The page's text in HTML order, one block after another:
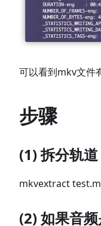
可以看到mkv文件
步骤
(1) 拆分轨道
mkvextract
(2) 如果音